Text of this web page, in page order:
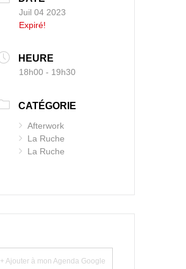
Juil 04 2023
Expiré!
HEURE
18h00 - 19h30
CATÉGORIE
Afterwork
La Ruche
La Ruche
+ Ajouter à mon Agenda Google